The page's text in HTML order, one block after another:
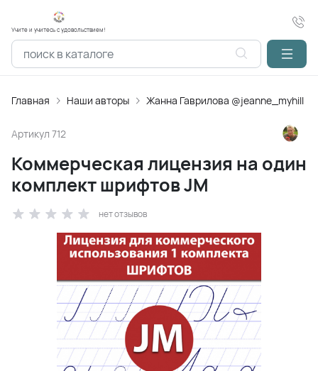
Учите и учитесь с удовольствием!
Главная Наши авторы Жанна Гаврилова @jeanne_myhill
Артикул 712
Коммерческая лицензия на один
комплект шрифтов JM
нет отзывов